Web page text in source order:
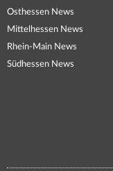
Osthessen News
Mittelhessen News
Rhein-Main News
Südhessen News